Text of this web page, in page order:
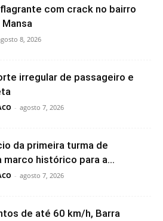
com crack no bairro
8, 2026
irregular de passageiro e
- agosto 7, 2026
da primeira turma de
histórico para a...
- agosto 7, 2026
de até 60 km/h, Barra